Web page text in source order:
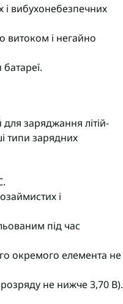
і вибухонебезпечних
витоком і негайно
заряджання літій-
типи зарядних
і
під час
окремого елемента не
не нижче 3,70 В).